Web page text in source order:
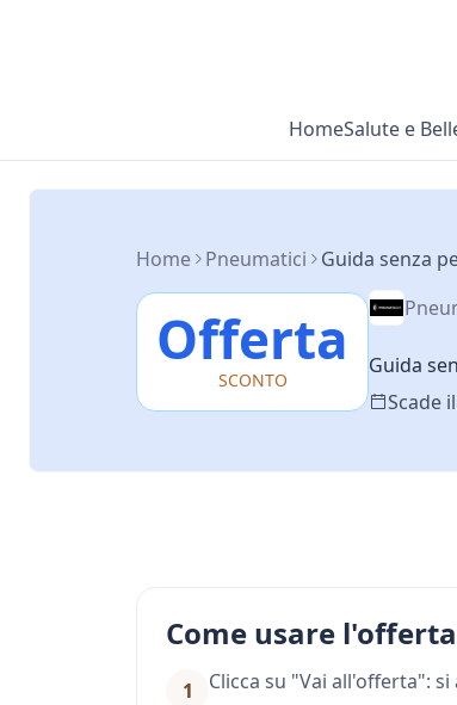
HomeSalute e
Home Pneumatici Guida senza
Offerta
SCONTO
Guida
Scade
Come usare l'offerta
1 Clicca su "Vai all'offerta":